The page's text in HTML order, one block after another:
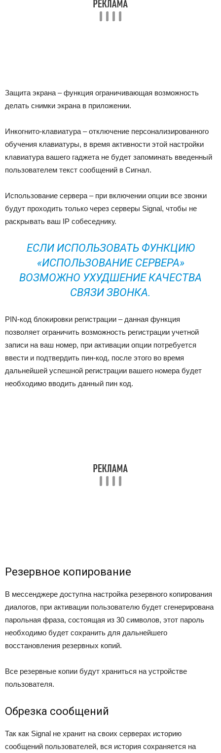
Защита экрана – функция ограничивающая возможность
делать снимки экрана в приложении.
Инкогнито-клавиатура – отключение персонализированного
обучения клавиатуры, в время активности этой настройки
клавиатура вашего гаджета не будет запоминать введенный
пользователем текст сообщений в Сигнал.
Использование сервера – при включении опции все звонки
будут проходить только через серверы Signal, чтобы не
раскрывать ваш IP собеседнику.
ЕСЛИ ИСПОЛЬЗОВАТЬ ФУНКЦИЮ
«ИСПОЛЬЗОВАНИЕ СЕРВЕРА»
ВОЗМОЖНО УХУДШЕНИЕ КАЧЕСТВА
СВЯЗИ ЗВОНКА.
PIN-код блокировки регистрации – данная функция
позволяет ограничить возможность регистрации учетной
записи на ваш номер, при активации опции потребуется
ввести и подтвердить пин-код, после этого во время
дальнейшей успешной регистрации вашего номера будет
необходимо вводить данный пин код.
Резервное копирование
В мессенджере доступна настройка резервного копирования
диалогов, при активации пользователю будет сгенерирована
парольная фраза, состоящая из 30 символов, этот пароль
необходимо будет сохранить для дальнейшего
восстановления резервных копий.
Все резервные копии будут храниться на устройстве
пользователя.
Обрезка сообщений
Так как Signal не хранит на своих серверах историю
сообщений пользователей, вся история сохраняется на